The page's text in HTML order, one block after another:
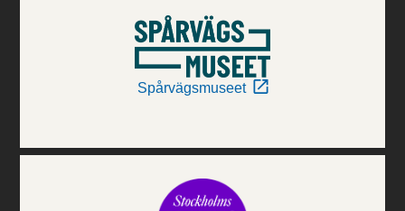
Spårvägsmuseet